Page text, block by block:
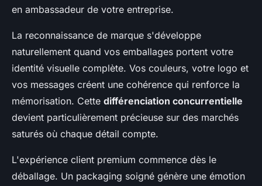
en ambassadeur de votre entreprise.
La reconnaissance de marque s'développe
naturellement quand vos emballages portent votre
identité visuelle complète. Vos couleurs, votre logo et
vos messages créent une cohérence qui renforce la
mémorisation. Cette différenciation concurrentielle
devient particulièrement précieuse sur des marchés
saturés où chaque détail compte.
L'expérience client premium commence dès le
déballage. Un packaging soigné génère une émotion